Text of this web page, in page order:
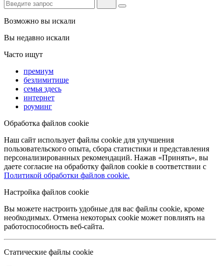
Возможно вы искали
Вы недавно искали
Часто ищут
премиум
безлимитище
семья здесь
интернет
роуминг
Обработка файлов cookie
Наш сайт использует файлы cookie для улучшения
пользовательского опыта, сбора статистики и представления
персонализированных рекомендаций. Нажав «Принять», вы
даете согласие на обработку файлов cookie в соответствии с
Политикой обработки файлов cookie.
Настройка файлов cookie
Вы можете настроить удобные для вас файлы cookie, кроме
необходимых. Отмена некоторых cookie может повлиять на
работоспособность веб-сайта.
Статические файлы cookie